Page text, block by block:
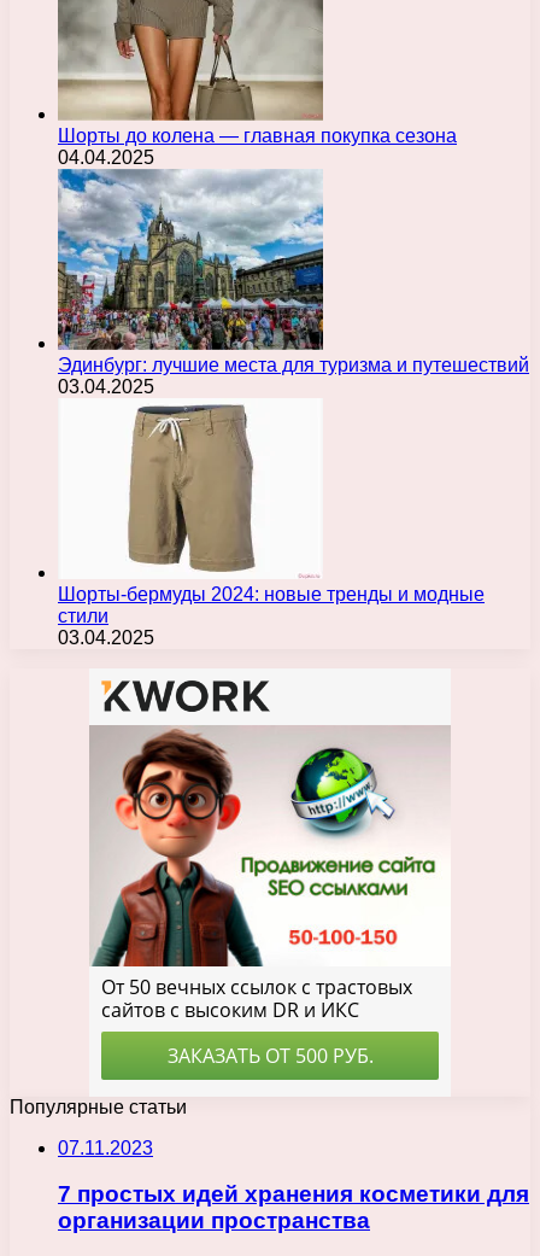
Шорты до колена — главная покупка сезона
04.04.2025
Эдинбург: лучшие места для туризма и путешествий
03.04.2025
Шорты-бермуды 2024: новые тренды и модные
стили
03.04.2025
Популярные статьи
07.11.2023
7 простых идей хранения косметики для
организации пространства